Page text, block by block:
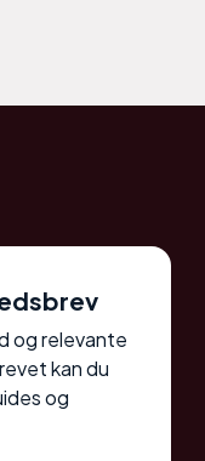
og relevante
kan du
og